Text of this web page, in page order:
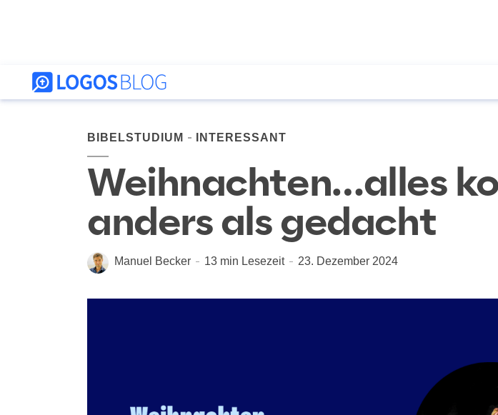
BIBELSTUDIUM INTERESSANT
Weihnachten…alles
anders als gedacht
Manuel Becker 13 min Lesezeit 23. Dezember 2024